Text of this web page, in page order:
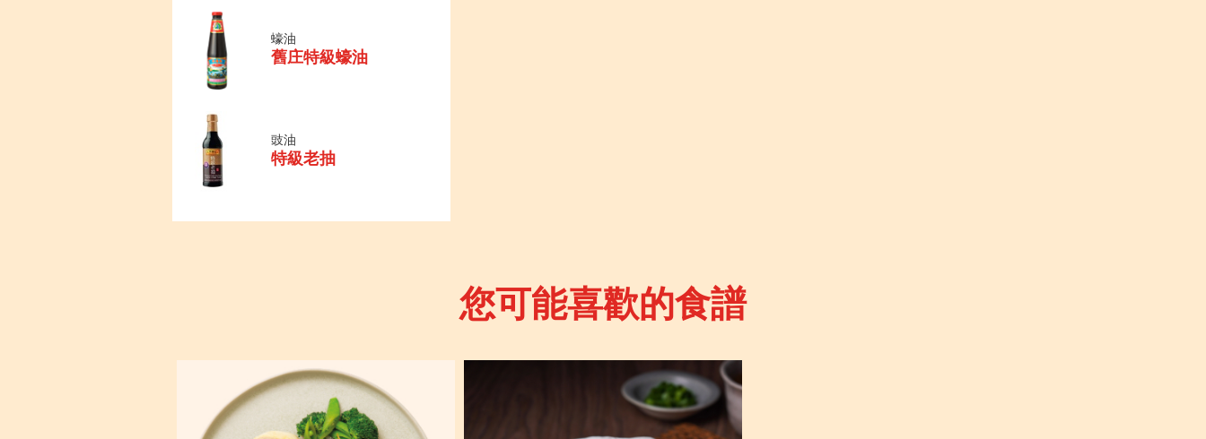
蠔油
舊庄特級蠔油
豉油
特級老抽
您可能喜歡的食譜